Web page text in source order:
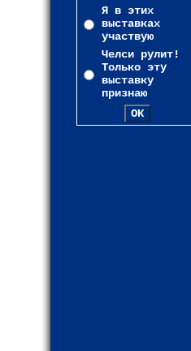
Я в этих
выставках
участвую
Челси рулит!
Только эту
выставку
признаю